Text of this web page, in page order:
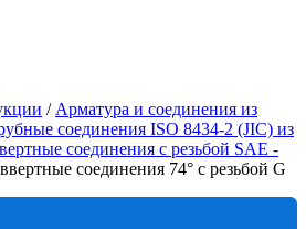
/ Арматура и соединения из
соединения ISO 8434-2 (JIC) из
соединения с резьбой SAE -
соединения 74° с резьбой G